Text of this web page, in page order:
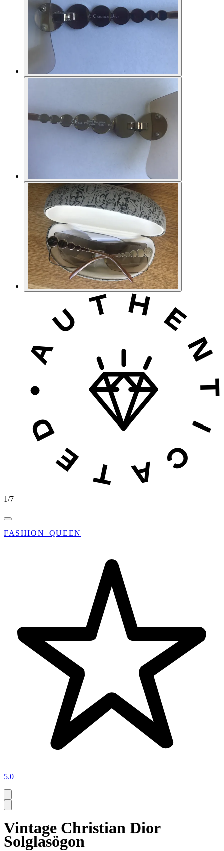
1/7
FASHION_QUEEN
5.0
Vintage Christian Dior
Solglasögon